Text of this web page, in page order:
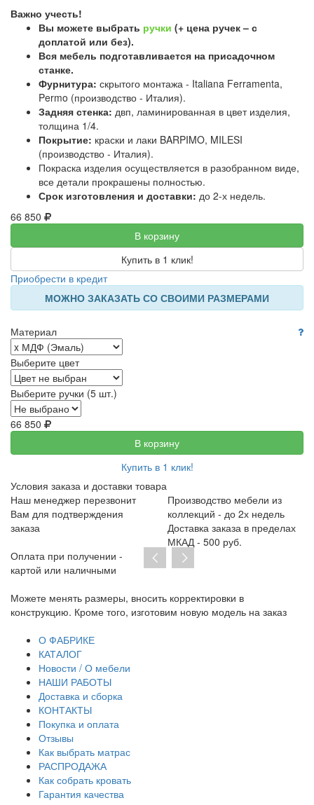
Важно учесть!
Вы можете выбрать ручки (+ цена ручек – с
доплатой или без).
Вся мебель подготавливается на присадочном
станке.
Фурнитура: скрытого монтажа - Italiana Ferramenta,
Permo (производство - Италия).
Задняя стенка: двп, ламинированная в цвет изделия,
толщина 1/4.
Покрытие: краски и лаки BARPIMO, MILESI
(производство - Италия).
Покраска изделия осуществляется в разобранном виде,
все детали прокрашены полностью.
Срок изготовления и доставки: до 2-х недель.
66 850
В корзину
Купить в 1 клик!
Приобрести в кредит
МОЖНО ЗАКАЗАТЬ СО СВОИМИ РАЗМЕРАМИ
Материал
Выберите цвет
Выберите ручки (5 шт.)
66 850
В корзину
Купить в 1 клик!
Условия заказа и доставки товара
Наш менеджер перезвонит
Вам для подтверждения
заказа
Производство мебели из
коллекций - до 2х недель
Доставка заказа в пределах
МКАД - 500 руб.
Оплата при получении -
картой или наличными
Можете менять размеры, вносить корректировки в
конструкцию. Кроме того, изготовим новую модель на заказ
О ФАБРИКЕ
КАТАЛОГ
Новости / О мебели
НАШИ РАБОТЫ
Доставка и сборка
КОНТАКТЫ
Покупка и оплата
Отзывы
Как выбрать матрас
РАСПРОДАЖА
Как собрать кровать
Гарантия качества